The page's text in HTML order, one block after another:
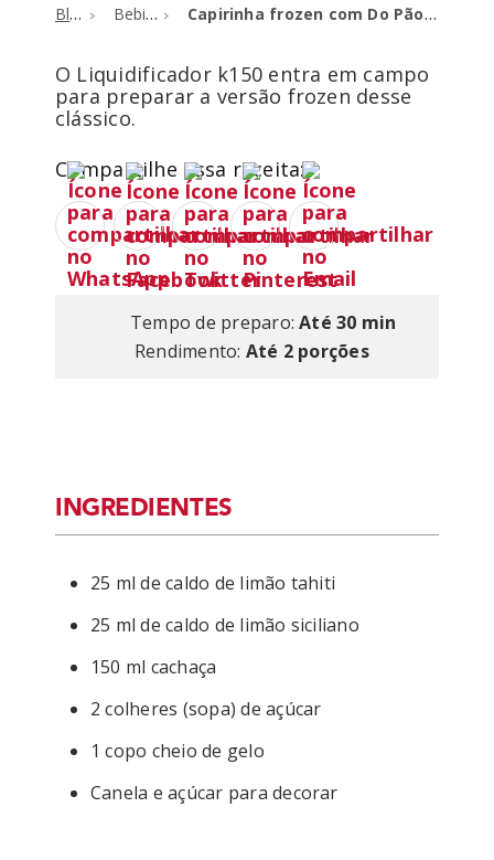
Blog Bebidas Capirinha frozen com Do Pão ao Caviar
O Liquidificador k150 entra em campo
para preparar a versão frozen desse
clássico.
Compartilhe essa receita:
Tempo de preparo: Até 30 min
Rendimento: Até 2 porções
INGREDIENTES
25 ml de caldo de limão tahiti
25 ml de caldo de limão siciliano
150 ml cachaça
2 colheres (sopa) de açúcar
1 copo cheio de gelo
Canela e açúcar para decorar